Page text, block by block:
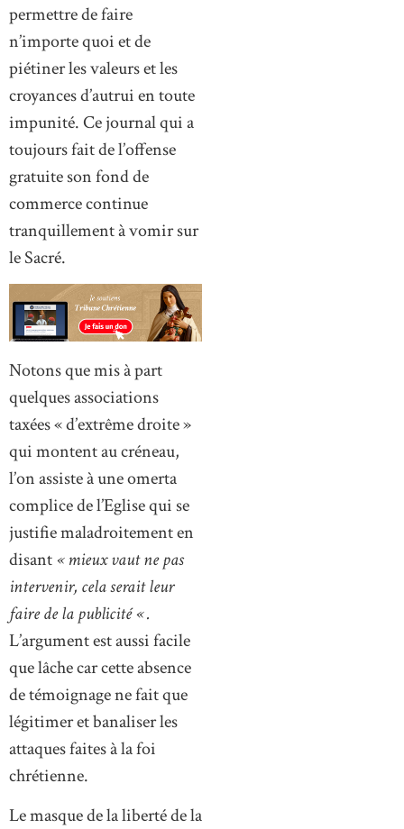
permettre de faire
n’importe quoi et de
piétiner les valeurs et les
croyances d’autrui en toute
impunité. Ce journal qui a
toujours fait de l’offense
gratuite son fond de
commerce continue
tranquillement à vomir sur
le Sacré.
Notons que mis à part
quelques associations
taxées « d’extrême droite »
qui montent au créneau,
l’on assiste à une omerta
complice de l’Eglise qui se
justifie maladroitement en
disant« mieux vaut ne pas
intervenir, cela serait leur
faire de la publicité « .
L’argument est aussi facile
que lâche car cette absence
de témoignage ne fait que
légitimer et banaliser les
attaques faites à la foi
chrétienne.
Le masque de la liberté de la